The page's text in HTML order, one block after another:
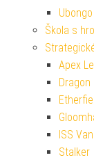
Ubongo
Škola s
Apex
Dragon
ISS
Stalker